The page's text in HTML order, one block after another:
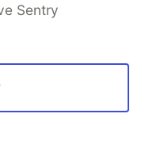
à rota
Bobé um
Sentry